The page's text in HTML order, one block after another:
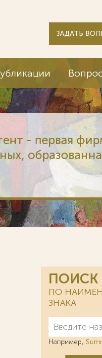
ЗАДАТЬ
- первая
ПОИСК
ПО
ЗНАКА
Например,